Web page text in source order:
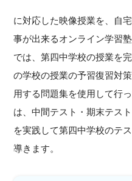
に対応した映像授業を、自
事が出来るオンライン学習
では、第四中学校の授業を
の学校の授業の予習復習対
用する問題集を使用して行
は、中間テスト・期末テス
を実践して第四中学校のテ
導きます。